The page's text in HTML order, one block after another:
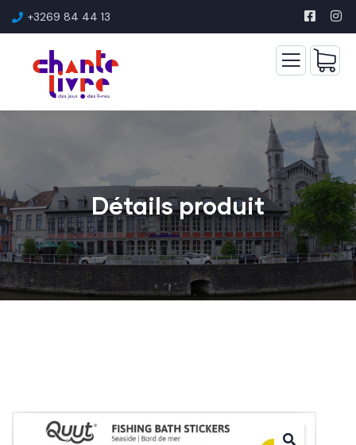
+3269 84 44 13
Détails produit